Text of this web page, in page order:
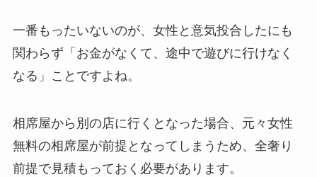
一番もったいないのが、女性と意気投合したにも
関わらず「お金がなくて、途中で遊びに行けなく
なる」ことですよね。
相席屋から別の店に行くとなった場合、元々女性
無料の相席屋が前提となってしまうため、全奢り
前提で見積もっておく必要があります。